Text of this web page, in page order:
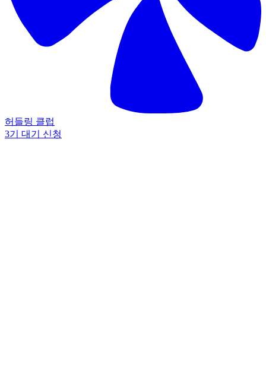
허들링 클럽
3기 대기 신청